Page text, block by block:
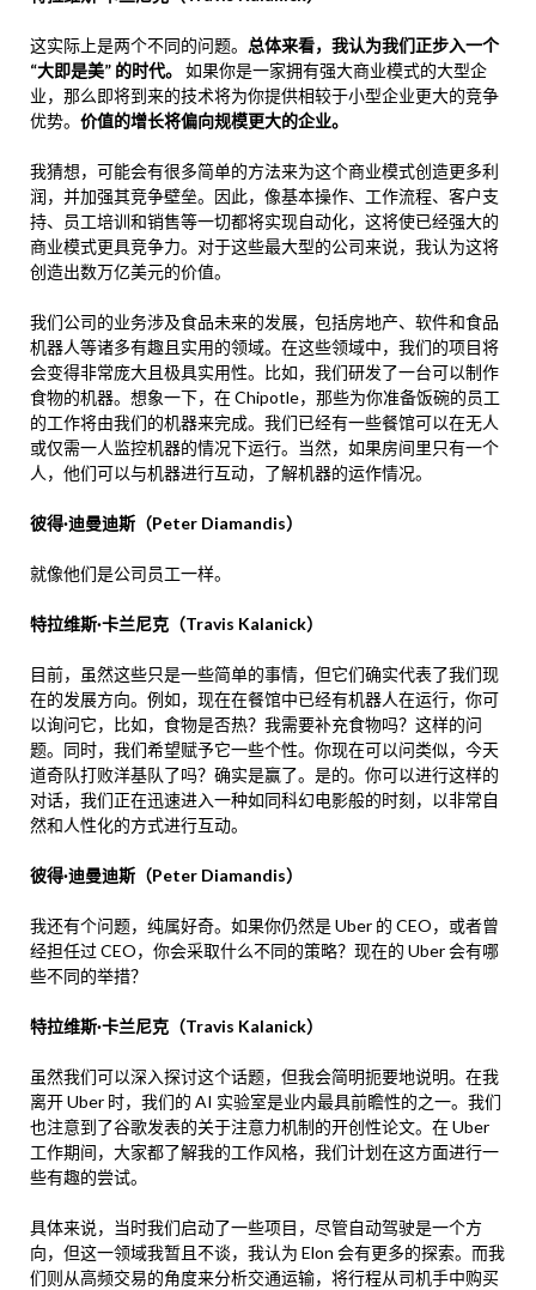
这实际上是两个不同的问题。 总体来看，我认为我们正步入一个
“大即是美” 的时代。
如果你是一家拥有强大商业模式的大型企
业，那么即将到来的技术将为你提供相较于小型企业更大的竞争
优势。 价值的增长将偏向规模更大的企业。
我猜想，可能会有很多简单的方法来为这个商业模式创造更多利
润，并加强其竞争壁垒。因此，像基本操作、工作流程、客户支
持、员工培训和销售等一切都将实现自动化，这将使已经强大的
商业模式更具竞争力。对于这些最大型的公司来说，我认为这将
创造出数万亿美元的价值。
我们公司的业务涉及食品未来的发展，包括房地产、软件和食品
机器人等诸多有趣且实用的领域。在这些领域中，我们的项目将
会变得非常庞大且极具实用性。比如，我们研发了一台可以制作
食物的机器。想象一下，在 Chipotle，那些为你准备饭碗的员工
的工作将由我们的机器来完成。我们已经有一些餐馆可以在无人
或仅需一人监控机器的情况下运行。当然，如果房间里只有一个
人，他们可以与机器进行互动，了解机器的运作情况。
彼得·迪曼迪斯（Peter Diamandis）
就像他们是公司员工一样。
特拉维斯·卡兰尼克（Travis Kalanick）
目前，虽然这些只是一些简单的事情，但它们确实代表了我们现
在的发展方向。例如，现在在餐馆中已经有机器人在运行，你可
以询问它，比如，食物是否热？我需要补充食物吗？这样的问
题。同时，我们希望赋予它一些个性。你现在可以问类似，今天
道奇队打败洋基队了吗？确实是赢了。是的。你可以进行这样的
对话，我们正在迅速进入一种如同科幻电影般的时刻，以非常自
然和人性化的方式进行互动。
彼得·迪曼迪斯（Peter Diamandis）
我还有个问题，纯属好奇。如果你仍然是 Uber 的 CEO，或者曾
经担任过 CEO，你会采取什么不同的策略？现在的 Uber 会有哪
些不同的举措？
特拉维斯·卡兰尼克（Travis Kalanick）
虽然我们可以深入探讨这个话题，但我会简明扼要地说明。在我
离开 Uber 时，我们的 AI 实验室是业内最具前瞻性的之一。我们
也注意到了谷歌发表的关于注意力机制的开创性论文。在 Uber
工作期间，大家都了解我的工作风格，我们计划在这方面进行一
些有趣的尝试。
具体来说，当时我们启动了一些项目，尽管自动驾驶是一个方
向，但这一领域我暂且不谈，我认为 Elon 会有更多的探索。而我
们则从高频交易的角度来分析交通运输，将行程从司机手中购买